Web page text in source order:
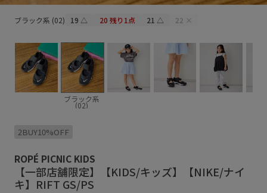
ブラック系 (02) 19 △ 20 残り1点 21 △ 22 ×
ブラック系
(02)
2BUY10%OFF
ROPÉ PICNIC KIDS
【一部店舗限定】【KIDS/キッズ】【NIKE/ナイ
キ】RIFT GS/PS